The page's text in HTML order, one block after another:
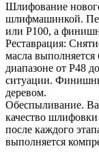
Шлифование
шлифмашинкой.
или Р100, а
Реставрация:
масла выполняется
диапазоне от P48
ситуации.
деревом.
Обеспыливание.
качество
после каждого
выполняется